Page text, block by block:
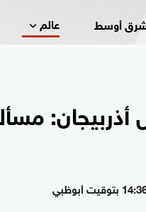
أوسط عالم